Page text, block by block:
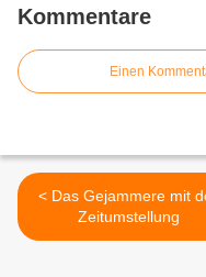
Kommentare
Einen
< Das Gejammere mit der
Zeitumstellung